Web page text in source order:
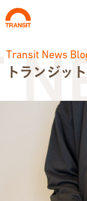
お知
トランジ
利用体験談
広報・イ
Transit News
トランジッ